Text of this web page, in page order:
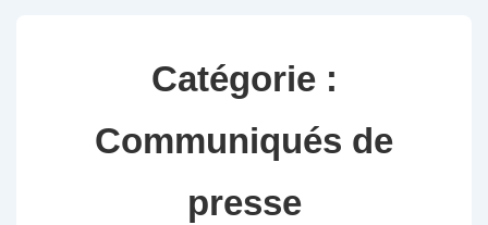
Catégorie :
Communiqués de
presse